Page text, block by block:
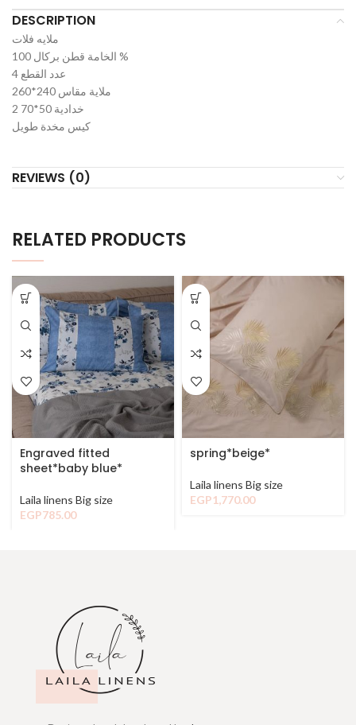
DESCRIPTION
ملايه فلات
الخامة قطن بركال 100 %
عدد القطع 4
ملاية مقاس 240*260
2 خدادية 50*70
كيس مخدة طويل
REVIEWS (0)
RELATED PRODUCTS
Engraved fitted
sheet*baby blue*
Laila linens Big size
EGP785.00
spring*beige*
Laila linens Big size
EGP1,770.00